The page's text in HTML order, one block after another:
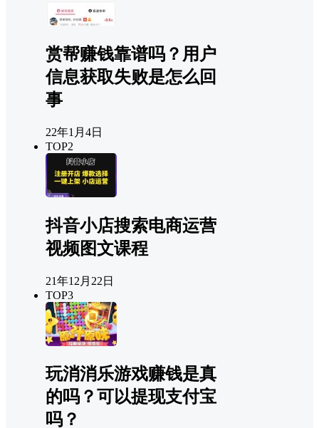
赏帮赚钱靠谱吗？用户
信息获取失败是怎么回
事
22年1月4日
TOP2
抖音小店搜索电商运营
视频图文课程
21年12月22日
TOP3
玩消消乐游戏赚钱是真
的吗？可以提现支付宝
吗？